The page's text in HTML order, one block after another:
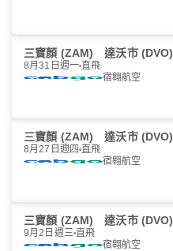
三寶顏 (ZAM) 達沃市 (DVO)
8月31日週一 直飛
宿翱航空
三寶顏 (ZAM) 達沃市 (DVO)
8月27日週四 直飛
宿翱航空
三寶顏 (ZAM) 達沃市 (DVO)
9月2日週三 直飛
宿翱航空